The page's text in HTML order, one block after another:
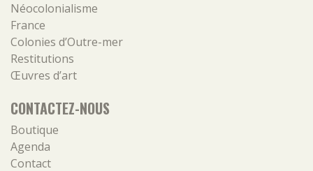
Néocolonialisme
France
Colonies d’Outre-mer
Restitutions
Œuvres d’art
CONTACTEZ-NOUS
Boutique
Agenda
Contact